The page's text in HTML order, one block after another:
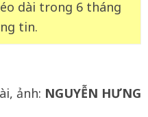
dài trong 6 tháng
tin.
ảnh: NGUYỄN HƯNG